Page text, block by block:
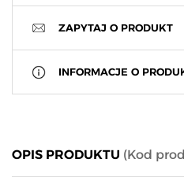
ZAPYTAJ O PRODUKT
INFORMACJE O
OPIS PRODUKTU (Kod